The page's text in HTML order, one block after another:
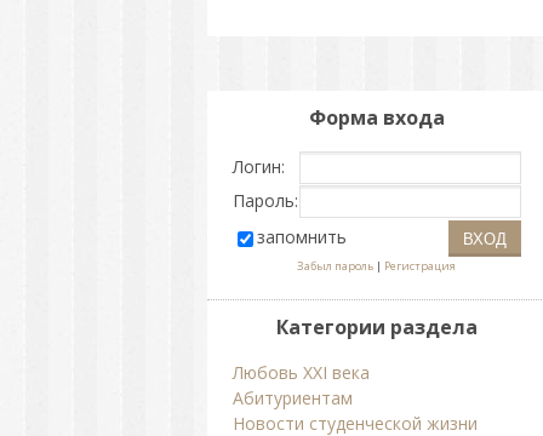
Форма входа
Логин:
Пароль:
запомнить
Забыл пароль | Регистрация
Категории раздела
Любовь ХХI века
Абитуриентам
Новости студенческой жизни